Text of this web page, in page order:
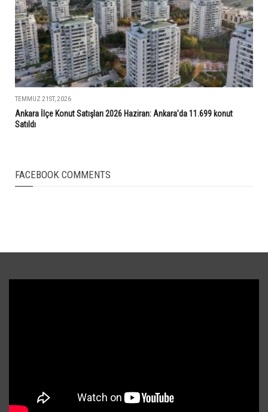
TEMMUZ 21ST, 2026
Ankara İlçe Konut Satışları 2026 Haziran: Ankara’da 11.699 konut
Satıldı
FACEBOOK COMMENTS